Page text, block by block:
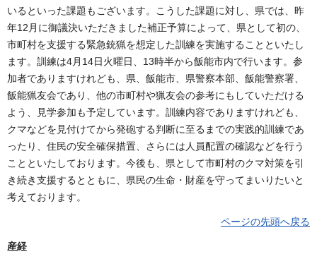
いるといった課題もございます。こうした課題に対し、県では、昨
年12月に御議決いただきました補正予算によって、県として初の、
市町村を支援する緊急銃猟を想定した訓練を実施することといたし
ます。訓練は4月14日火曜日、13時半から飯能市内で行います。参
加者でありますけれども、県、飯能市、県警察本部、飯能警察署、
飯能猟友会であり、他の市町村や猟友会の参考にもしていただける
よう、見学参加も予定しています。訓練内容でありますけれども、
クマなどを見付けてから発砲する判断に至るまでの実践的訓練であ
ったり、住民の安全確保措置、さらには人員配置の確認などを行う
ことといたしております。今後も、県として市町村のクマ対策を引
き続き支援するとともに、県民の生命・財産を守ってまいりたいと
考えております。
ページの先頭へ戻る
産経